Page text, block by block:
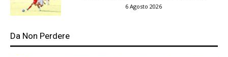
6 Agosto 2026
Da Non Perdere